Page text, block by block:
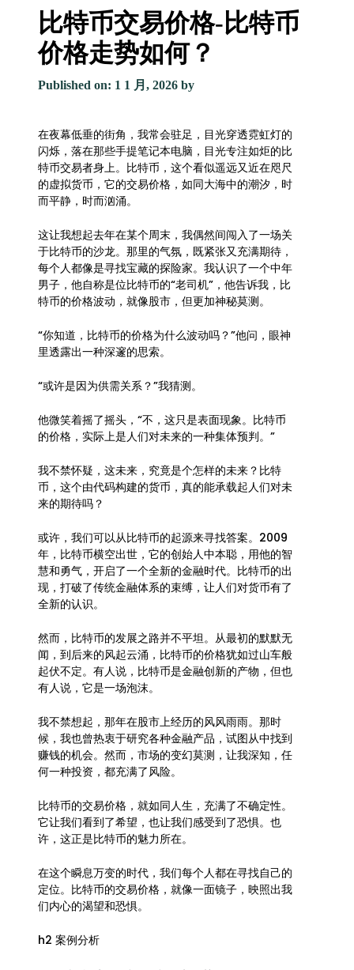
比特币交易价格-比特币
价格走势如何？
Published on: 1 1 月, 2026 by
在夜幕低垂的街角，我常会驻足，目光穿透霓虹灯的
闪烁，落在那些手提笔记本电脑，目光专注如炬的比
特币交易者身上。比特币，这个看似遥远又近在咫尺
的虚拟货币，它的交易价格，如同大海中的潮汐，时
而平静，时而汹涌。
这让我想起去年在某个周末，我偶然间闯入了一场关
于比特币的沙龙。那里的气氛，既紧张又充满期待，
每个人都像是寻找宝藏的探险家。我认识了一个中年
男子，他自称是位比特币的“老司机”，他告诉我，比
特币的价格波动，就像股市，但更加神秘莫测。
“你知道，比特币的价格为什么波动吗？”他问，眼神
里透露出一种深邃的思索。
“或许是因为供需关系？”我猜测。
他微笑着摇了摇头，“不，这只是表面现象。比特币
的价格，实际上是人们对未来的一种集体预判。”
我不禁怀疑，这未来，究竟是个怎样的未来？比特
币，这个由代码构建的货币，真的能承载起人们对未
来的期待吗？
或许，我们可以从比特币的起源来寻找答案。2009
年，比特币横空出世，它的创始人中本聪，用他的智
慧和勇气，开启了一个全新的金融时代。比特币的出
现，打破了传统金融体系的束缚，让人们对货币有了
全新的认识。
然而，比特币的发展之路并不平坦。从最初的默默无
闻，到后来的风起云涌，比特币的价格犹如过山车般
起伏不定。有人说，比特币是金融创新的产物，但也
有人说，它是一场泡沫。
我不禁想起，那年在股市上经历的风风雨雨。那时
候，我也曾热衷于研究各种金融产品，试图从中找到
赚钱的机会。然而，市场的变幻莫测，让我深知，任
何一种投资，都充满了风险。
比特币的交易价格，就如同人生，充满了不确定性。
它让我们看到了希望，也让我们感受到了恐惧。也
许，这正是比特币的魅力所在。
在这个瞬息万变的时代，我们每个人都在寻找自己的
定位。比特币的交易价格，就像一面镜子，映照出我
们内心的渴望和恐惧。
h2 案例分析